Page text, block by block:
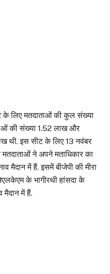
के लिए मतदाताओं की कुल संख्या
की संख्या 1.52 लाख और
थी. इस सीट के लिए 13 नवंबर
ने अपने मताधिकार का
मैदान में हैं. इसमें बीजेपी की मीरा
के भागीरथी हांसदा के
मैदान में हैं.